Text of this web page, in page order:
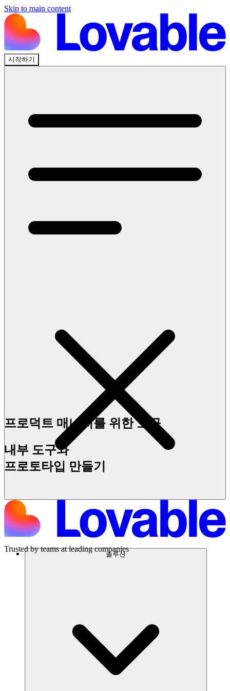
Skip to main content
시작하기
솔루션
프로덕트 매니저를 위한 도구
내부 도구와
프로토타입 만들기
시작하기
Trusted by teams at leading companies